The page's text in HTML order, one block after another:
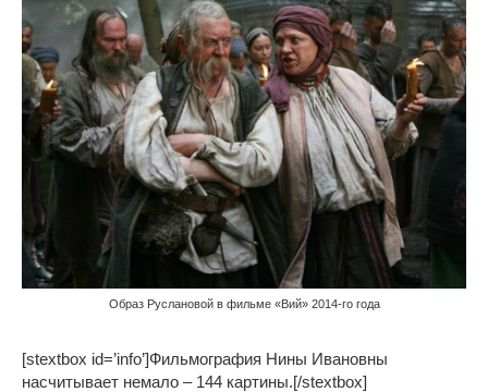
Образ Руслановой в фильме «Вий» 2014-го года
[stextbox id=’info’]Фильмография Нины Ивановны
насчитывает немало – 144 картины.[/stextbox]